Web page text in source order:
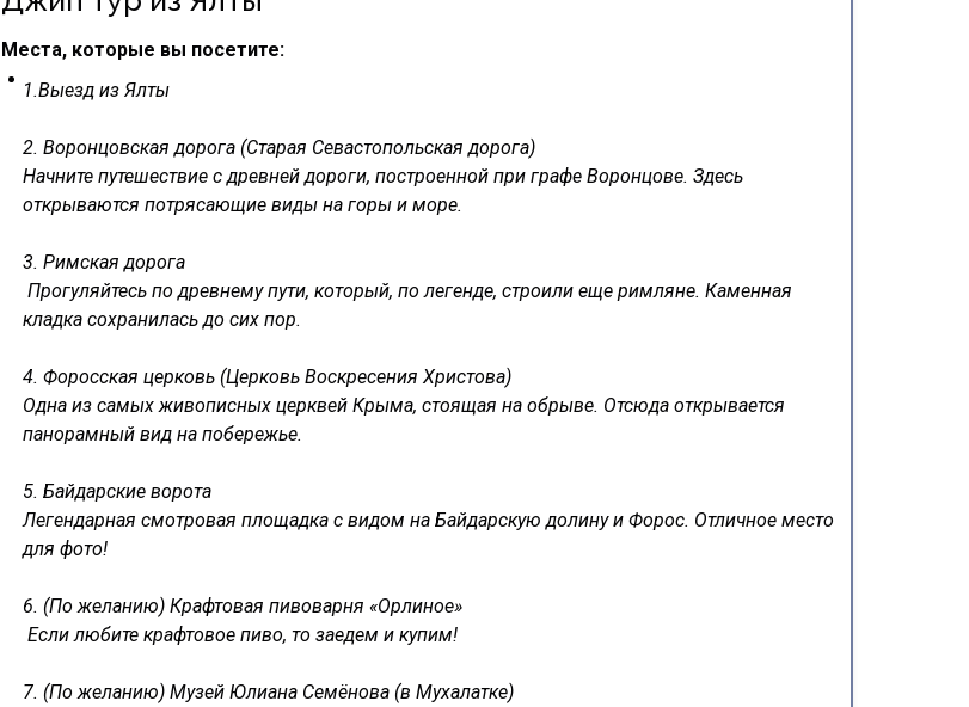
Места, которые вы посетите:
1.Выезд из Ялты
2. Воронцовская дорога (Старая Севастопольская дорога)
Начните путешествие с древней дороги, построенной при графе Воронцове. Здесь
открываются потрясающие виды на горы и море.
3. Римская дорога
Прогуляйтесь по древнему пути, который, по легенде, строили еще римляне. Каменная
кладка сохранилась до сих пор.
4. Форосская церковь (Церковь Воскресения Христова)
Одна из самых живописных церквей Крыма, стоящая на обрыве. Отсюда открывается
панорамный вид на побережье.
5. Байдарские ворота
Легендарная смотровая площадка с видом на Байдарскую долину и Форос. Отличное место
для фото!
6. (По желанию) Крафтовая пивоварня «Орлиное»
Если любите крафтовое пиво, то заедем и купим!
7. (По желанию) Музей Юлиана Семёнова (в Мухалатке)